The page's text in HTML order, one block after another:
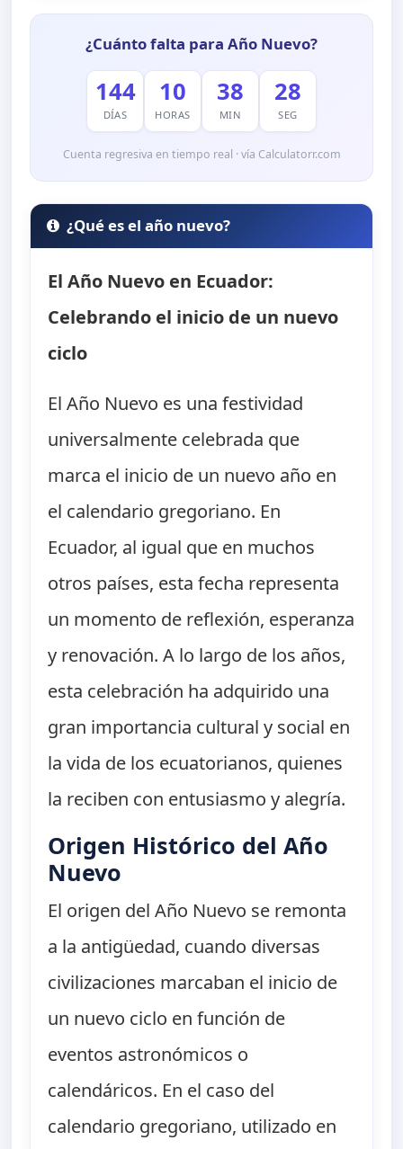
¿Cuánto falta para Año Nuevo?
144
DÍAS
10
HORAS
38
MIN
27
SEG
Cuenta regresiva en tiempo real · vía Calculatorr.com
¿Qué es el año nuevo?
El Año Nuevo en Ecuador:
Celebrando el inicio de un nuevo
ciclo
El Año Nuevo es una festividad
universalmente celebrada que
marca el inicio de un nuevo año en
el calendario gregoriano. En
Ecuador, al igual que en muchos
otros países, esta fecha representa
un momento de reflexión, esperanza
y renovación. A lo largo de los años,
esta celebración ha adquirido una
gran importancia cultural y social en
la vida de los ecuatorianos, quienes
la reciben con entusiasmo y alegría.
Origen Histórico del Año
Nuevo
El origen del Año Nuevo se remonta
a la antigüedad, cuando diversas
civilizaciones marcaban el inicio de
un nuevo ciclo en función de
eventos astronómicos o
calendáricos. En el caso del
calendario gregoriano, utilizado en